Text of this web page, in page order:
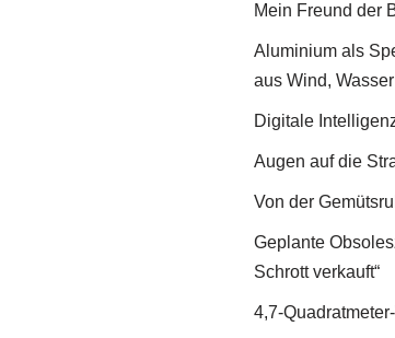
Mein Freund der
Aluminium als
aus Wind,
Digitale
Augen auf die
Von der
Geplante
Schrott verkauft“
4,7-